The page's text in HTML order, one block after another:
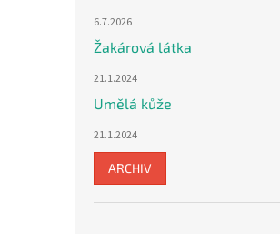
6.7.2026
Žakárová látka
21.1.2024
Umělá kůže
21.1.2024
ARCHIV